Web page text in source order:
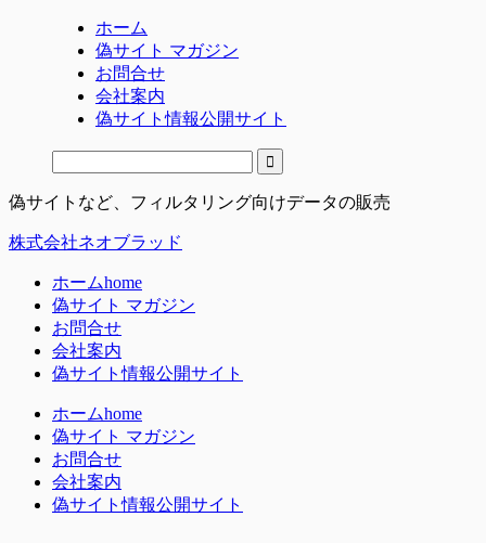
ホーム
偽サイト マガジン
お問合せ
会社案内
偽サイト情報公開サイト
偽サイトなど、フィルタリング向けデータの販売
株式会社ネオブラッド
ホームhome
偽サイト マガジン
お問合せ
会社案内
偽サイト情報公開サイト
ホームhome
偽サイト マガジン
お問合せ
会社案内
偽サイト情報公開サイト